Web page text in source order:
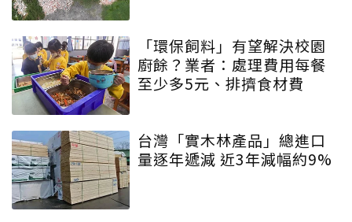
「環保飼料」有望解決校園
廚餘？業者：處理費用每餐
至少多5元、排擠食材費
台灣「實木林產品」總進口
量逐年遞減 近3年減幅約9%